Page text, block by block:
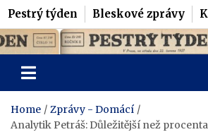
Pestrý týden Bleskové zprávy
Skip
to
content
Pestrý Týden
Home
Zprávy - Domácí
Analytik Petráš: Důležitější než